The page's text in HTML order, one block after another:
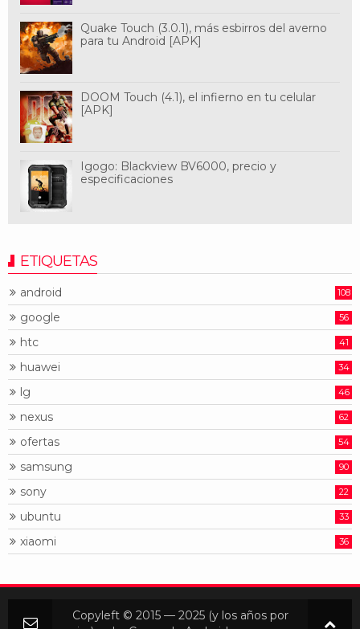
Quake Touch (3.0.1), más esbirros del averno
para tu Android [APK]
DOOM Touch (4.1), el infierno en tu celular
[APK]
Igogo: Blackview BV6000, precio y
especificaciones
ETIQUETAS
android 108
google 56
htc 41
huawei 34
lg 46
nexus 62
ofertas 54
samsung 90
sony 22
ubuntu 33
xiaomi 36
Copyleft © 2015 — 2025 (y los años por